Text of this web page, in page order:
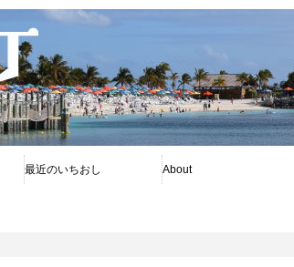
最近のいちおし About